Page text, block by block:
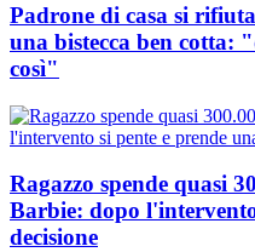
Padrone di casa si
una bistecca ben cotta:
così"
Ragazzo spende quasi
Barbie: dopo
decisione